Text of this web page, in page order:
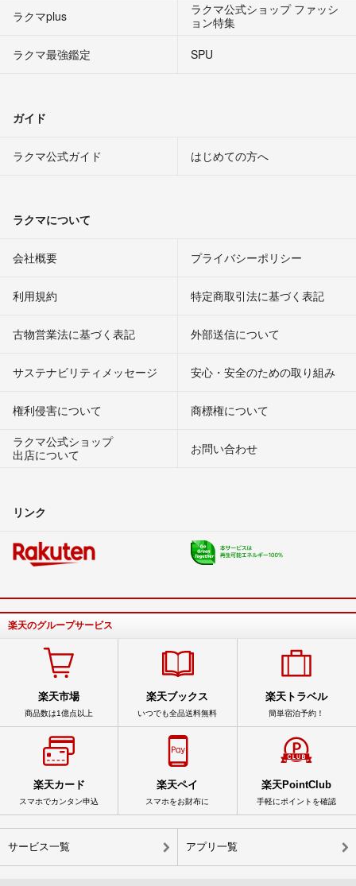
ラクマplus
ラクマ公式ショップ ファッシ
ョン特集
ラクマ最強鑑定
SPU
ガイド
ラクマ公式ガイド はじめての方へ
ラクマについて
会社概要 プライバシーポリシー
利用規約 特定商取引法に基づく表記
古物営業法に基づく表記 外部送信について
サステナビリティメッセージ 安心・安全のための取り組み
権利侵害について
商標権について
ラクマ公式ショップ
出店について
お問い合わせ
リンク
楽天のグループサービス
楽天市場
商品数は1億点以上
楽天ブックス
いつでも全品送料無料
楽天トラベル
簡単宿泊予約！
楽天カード
スマホでカンタン申込
楽天ペイ
スマホをお財布に
楽天PointClub
手軽にポイントを確認
サービス一覧 アプリ一覧